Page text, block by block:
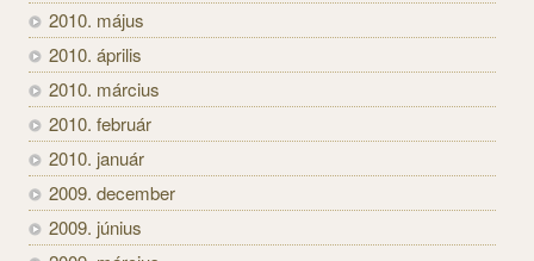
2010. május
2010. április
2010. március
2010. február
2010. január
2009. december
2009. június